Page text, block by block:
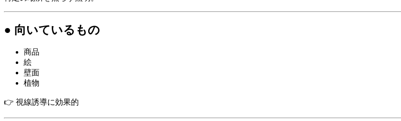
● 向いているもの
商品
絵
壁面
植物
👉 視線誘導に効果的